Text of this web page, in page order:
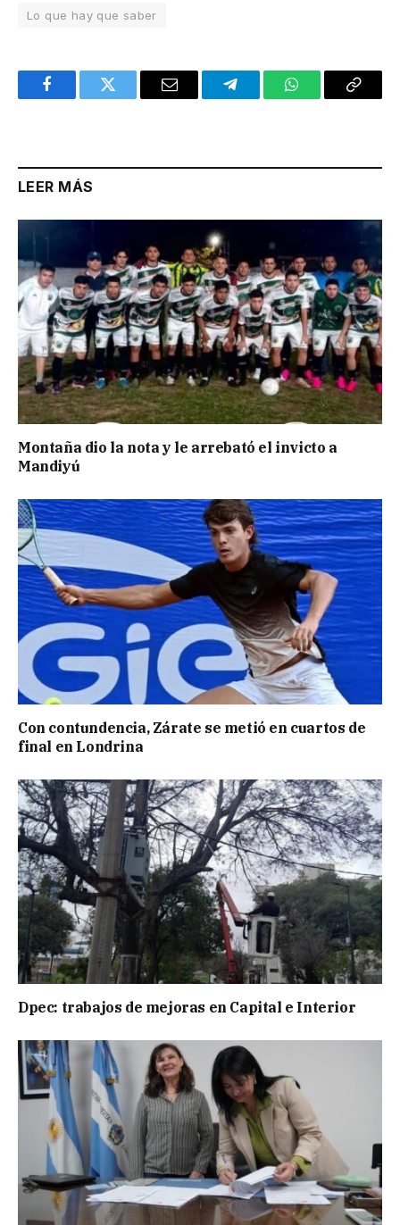
Lo que hay que saber
FacebookTwitter Email TelegramWhatsAppCopy
LEER MÁS
Montaña dio la nota y le arrebató el invicto a
Mandiyú
Con contundencia, Zárate se metió en cuartos de
final en Londrina
Dpec: trabajos de mejoras en Capital e Interior